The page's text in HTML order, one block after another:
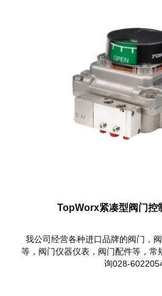
TopWorx紧凑型阀门控
我公司经营各种进口品牌的阀门，
等，阀门仪器仪表，阀门配件等，常
询028-